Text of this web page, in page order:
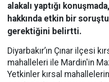
alakalı yaptığı
hakkında etkin bir
gerektiğini belirtti.
Diyarbakır’ın Çınar ilçesi
mahalleleri ile Mardin'in
Yetkinler kırsal